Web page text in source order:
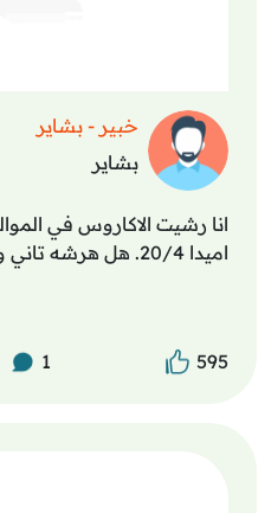
خبير - بشاير
بشاير
انا رشيت الاكاروس في
اميدا 20/4. هل هرشه تاني وهيكون امتي
595
1